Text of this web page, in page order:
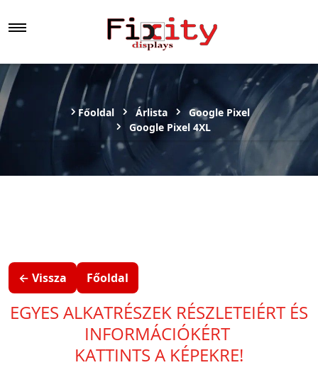
Főoldal Árlista
Google Pixel
Google Pixel 4XL
← Vissza Főoldal
EGYES ALKATRÉSZEK RÉSZLETEIÉRT ÉS
INFORMÁCIÓKÉRT
KATTINTS A KÉPEKRE!